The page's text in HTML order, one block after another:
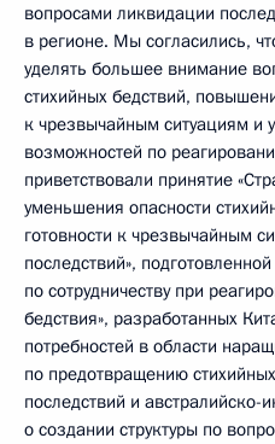
вопросами ликвидации
в регионе. Мы согласились,
уделять большее внимание
стихийных бедствий,
к чрезвычайным ситуациям и
возможностей по
приветствовали принятие
уменьшения опасности
готовности к чрезвычайным
последствий»,
по сотрудничеству при
бедствия», разработанных
потребностей в области
по предотвращению
последствий и
о создании структуры по